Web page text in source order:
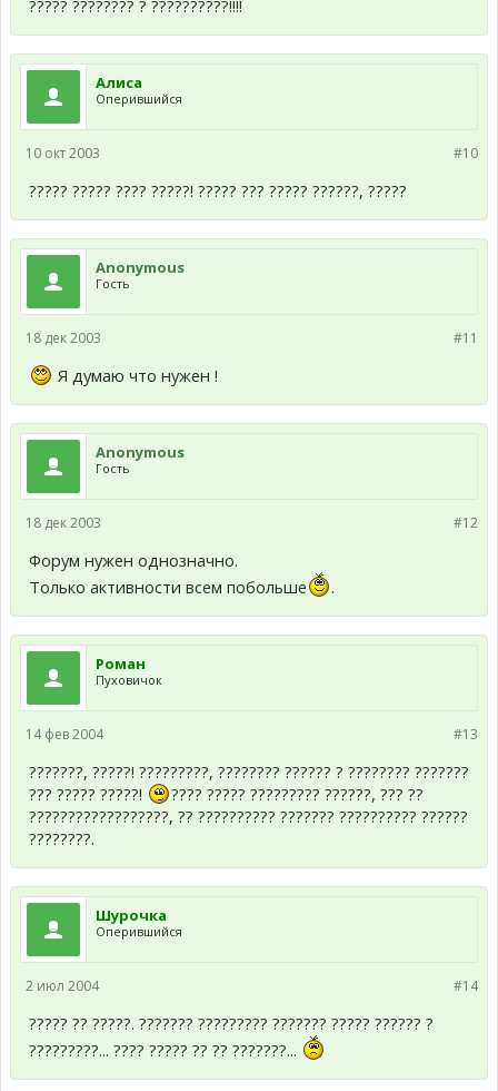
????? ???????? ? ??????????!!!!
Алиса
Оперившийся
#10
10 окт 2003
????? ????? ???? ?????! ????? ??? ????? ??????, ?????
Anonymous
Гость
#11
18 дек 2003
Я думаю что нужен !
Anonymous
Гость
#12
18 дек 2003
Форум нужен однозначно.
Только активности всем побольше
.
Роман
Пуховичок
#13
14 фев 2004
???????, ?????! ?????????, ???????? ?????? ? ???????? ???????
??? ????? ?????!
???? ????? ????????? ??????, ??? ??
??????????????????, ?? ?????????? ??????? ?????????? ??????
????????.
Шурочка
Оперившийся
#14
2 июл 2004
????? ?? ?????. ??????? ????????? ??????? ????? ?????? ?
?????????... ???? ????? ?? ?? ???????...